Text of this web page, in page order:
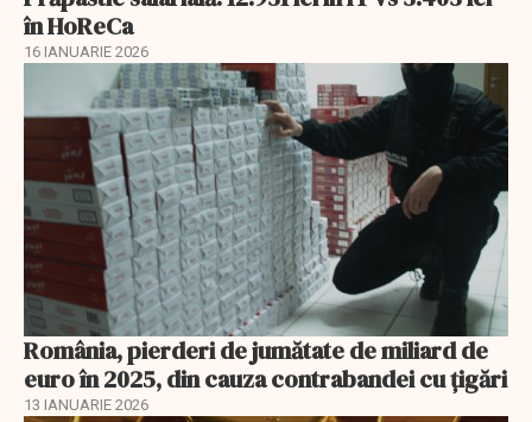
în HoReCa
16 IANUARIE 2026
România, pierderi de jumătate de miliard de
euro în 2025, din cauza contrabandei cu ţigări
13 IANUARIE 2026